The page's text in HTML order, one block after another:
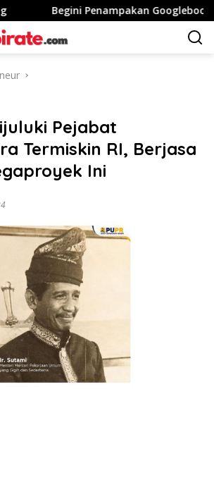
Begini Penampakan Googlebook
Pejabat
Termiskin RI, Berjasa
Ini